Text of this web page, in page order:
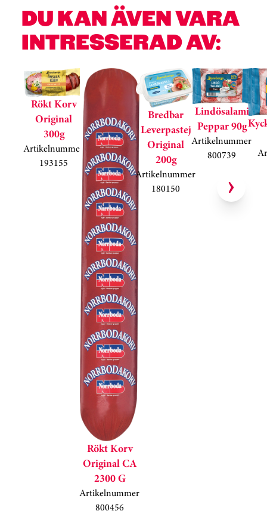
DU KAN ÄVEN VARA
INTRESSERAD AV:
Hoppa över kortkarusell
Rökt Korv
Original
300g
Artikelnummer
193155
Rökt Korv
Original CA
2300 G
Artikelnummer
800456
Bredbar
Leverpastej
Original
200g
Artikelnummer
180150
Lindösalami
Peppar 90g
Artikelnummer
800739